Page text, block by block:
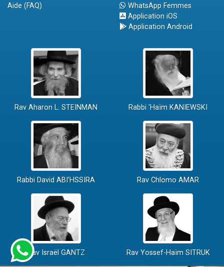
Aide (FAQ)
WhatsApp Femmes
Application iOS
Application Android
Rav Aharon L. STEINMAN Rabbi 'Haïm KANIEWSKI
Rabbi David ABI'HSSIRA Rav Chlomo AMAR
Rav Israël GANTZ Rav Yossef-Haïm SITRUK